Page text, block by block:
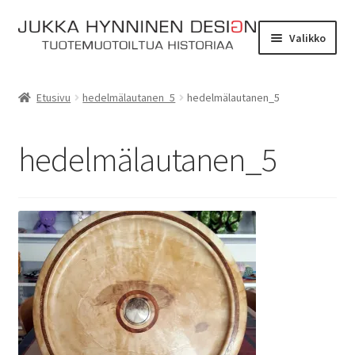
Siirry
navigointiin
Siirry
sisältöön
Valikko
Yhteydenotto
Verkkokauppa
Kassa
Ostoskori
Etusivu hedelmälautanen_5 hedelmälautanen_5
hedelmälautanen_5